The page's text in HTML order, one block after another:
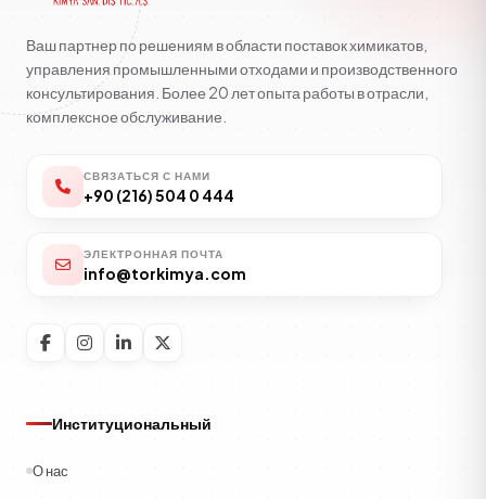
Ваш партнер по решениям в области поставок химикатов,
управления промышленными отходами и производственного
консультирования. Более 20 лет опыта работы в отрасли,
комплексное обслуживание.
СВЯЗАТЬСЯ С НАМИ
+90 (216) 504 0 444
ЭЛЕКТРОННАЯ ПОЧТА
info@torkimya.com
Институциональный
О нас